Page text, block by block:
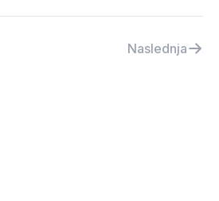
Naslednja